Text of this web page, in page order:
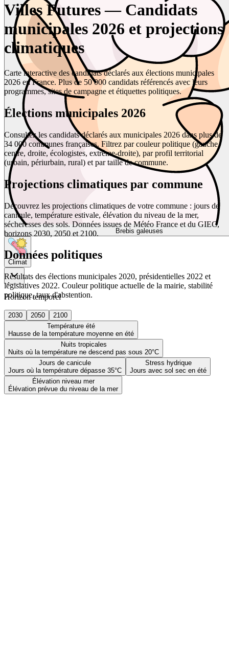
Brebis galeuses
Climat
Horizon temporel
2030 2050
2100
Température été
Hausse de la température moyenne en été
Nuits tropicales
Nuits où la température ne descend pas sous 20°C
Jours de canicule
Jours où la température dépasse 35°C
Stress hydrique
Jours avec sol sec en été
Élévation niveau mer
Élévation prévue du niveau de la mer
Villes Futures — Candidats
municipales 2026 et projections
climatiques
Carte interactive des candidats déclarés aux élections municipales
2026 en France. Plus de 50 000 candidats référencés avec leurs
programmes, sites de campagne et étiquettes politiques.
Élections municipales 2026
Consultez les candidats déclarés aux municipales 2026 dans plus de
34 000 communes françaises. Filtrez par couleur politique (gauche,
centre, droite, écologistes, extrême-droite), par profil territorial
(urbain, périurbain, rural) et par taille de commune.
Projections climatiques par commune
Découvrez les projections climatiques de votre commune : jours de
canicule, température estivale, élévation du niveau de la mer,
sécheresses des sols. Données issues de Météo France et du GIEC,
horizons 2030, 2050 et 2100.
Données politiques
Résultats des élections municipales 2020, présidentielles 2022 et
législatives 2022. Couleur politique actuelle de la mairie, stabilité
politique, taux d'abstention.